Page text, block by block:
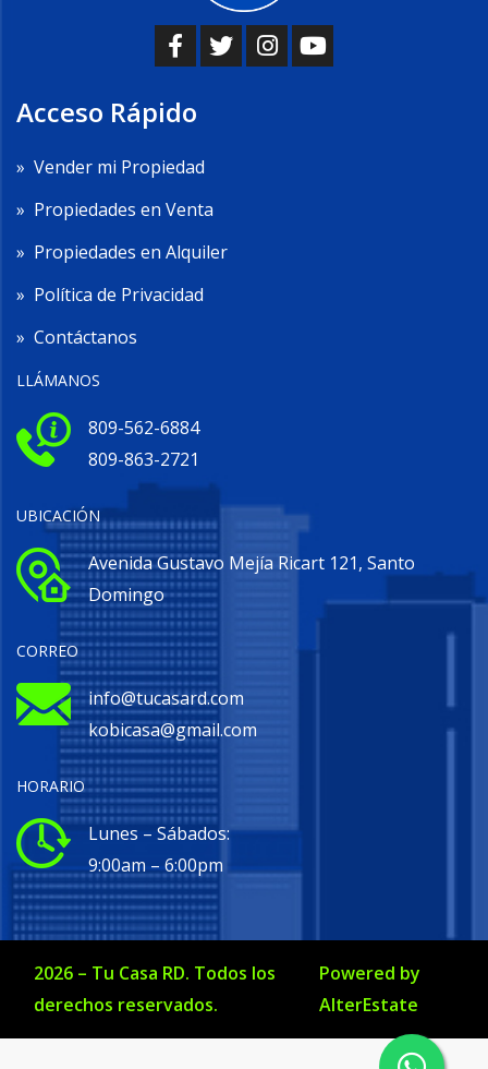
Acceso Rápido
» Vender mi Propiedad
» Propiedades en Venta
» Propiedades en Alquiler
» Política de Privacidad
» Contáctanos
LLÁMANOS
809-562-6884
809-863-2721
UBICACIÓN
Avenida Gustavo Mejía Ricart 121, Santo
Domingo
CORREO
info@tucasard.com
kobicasa@gmail.com
HORARIO
Lunes – Sábados:
9:00am – 6:00pm
2026 – Tu Casa RD. Todos los
derechos reservados.
Powered by
AlterEstate